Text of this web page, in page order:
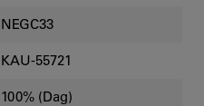
NEGC33
KAU-55721
100% (Dag)